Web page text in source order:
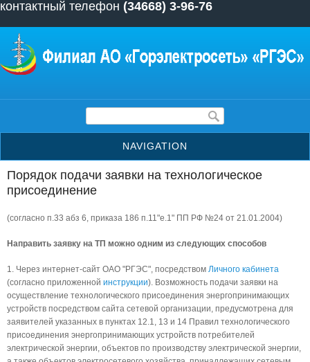
Перейти к основному содержанию
контактный телефон (34668) 3-96-76
Форма поиска
NAVIGATION
Порядок подачи заявки на технологическое
присоединение
(согласно п.33 абз 6, приказа 186 п.11"е.1" ПП РФ №24 от 21.01.2004)
Направить заявку на ТП можно одним из следующих способов
1. Через интернет-сайт ОАО "РГЭС", посредством Личного кабинета
(согласно приложенной инструкции). Возможность подачи заявки на
осуществление технологического присоединения энергопринимающих
устройств посредством сайта сетевой организации, предусмотрена для
заявителей указанных в пунктах 12.1, 13 и 14 Правил технологического
присоединения энергопринимающих устройств потребителей
электрической энергии, объектов по производству электрической энергии,